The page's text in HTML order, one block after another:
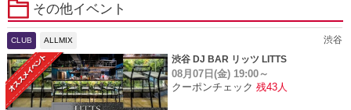
その他イベント
CLUB ALLMIX
渋谷
渋谷 DJ BAR リッツ LITTS
08月07日(金) 19:00～
クーポンチェック 残43人